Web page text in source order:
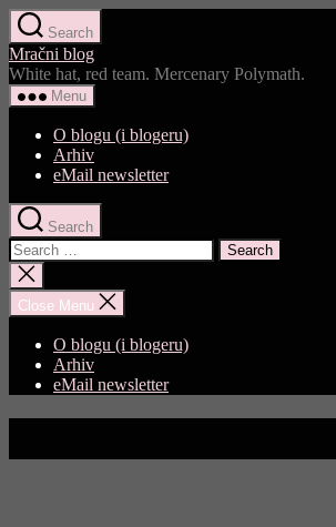
Skip
to
the
content
Search
Mračni blog
White hat, red team. Mercenary Polymath.
Menu
O blogu (i blogeru)
Arhiv
eMail newsletter
Search
Search
for:
Close
search
Close Menu
O blogu (i blogeru)
Arhiv
eMail newsletter